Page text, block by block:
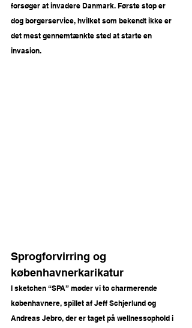
forsøger at invadere Danmark. Første stop er
dog borgerservice, hvilket som bekendt ikke er
det mest gennemtænkte sted at starte en
invasion.
Sprogforvirring og
københavnerkarikatur
I sketchen “SPA” møder vi to charmerende
københavnere, spillet af Jeff Schjerlund og
Andreas Jebro, der er taget på wellnessophold i